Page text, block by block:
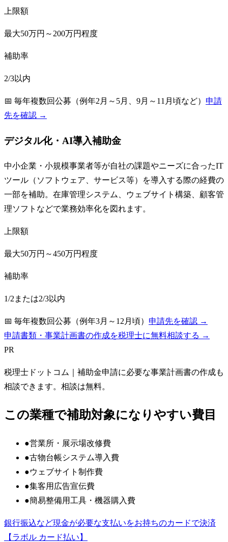
上限額
最大50万円～200万円程度
補助率
2/3以内
📅 毎年複数回公募（例年2月～5月、9月～11月頃など） 申請
先を確認 →
デジタル化・AI導入補助金
中小企業・小規模事業者等が自社の課題やニーズに合ったIT
ツール（ソフトウェア、サービス等）を導入する際の経費の
一部を補助。在庫管理システム、ウェブサイト構築、顧客管
理ソフトなどで業務効率化を図れます。
上限額
最大50万円～450万円程度
補助率
1/2または2/3以内
📅 毎年複数回公募（例年3月～12月頃） 申請先を確認 →
申請書類・事業計画書の作成を税理士に無料相談する →
PR
税理士ドットコム
｜補助金申請に必要な事業計画書の作成も
相談できます。相談は無料。
この業種で補助対象になりやすい費目
●営業所・展示場改修費
●古物台帳システム導入費
●ウェブサイト制作費
●集客用広告宣伝費
●簡易整備用工具・機器購入費
銀行振込など現金が必要な支払いをお持ちのカードで決済
【ラボル カード払い】